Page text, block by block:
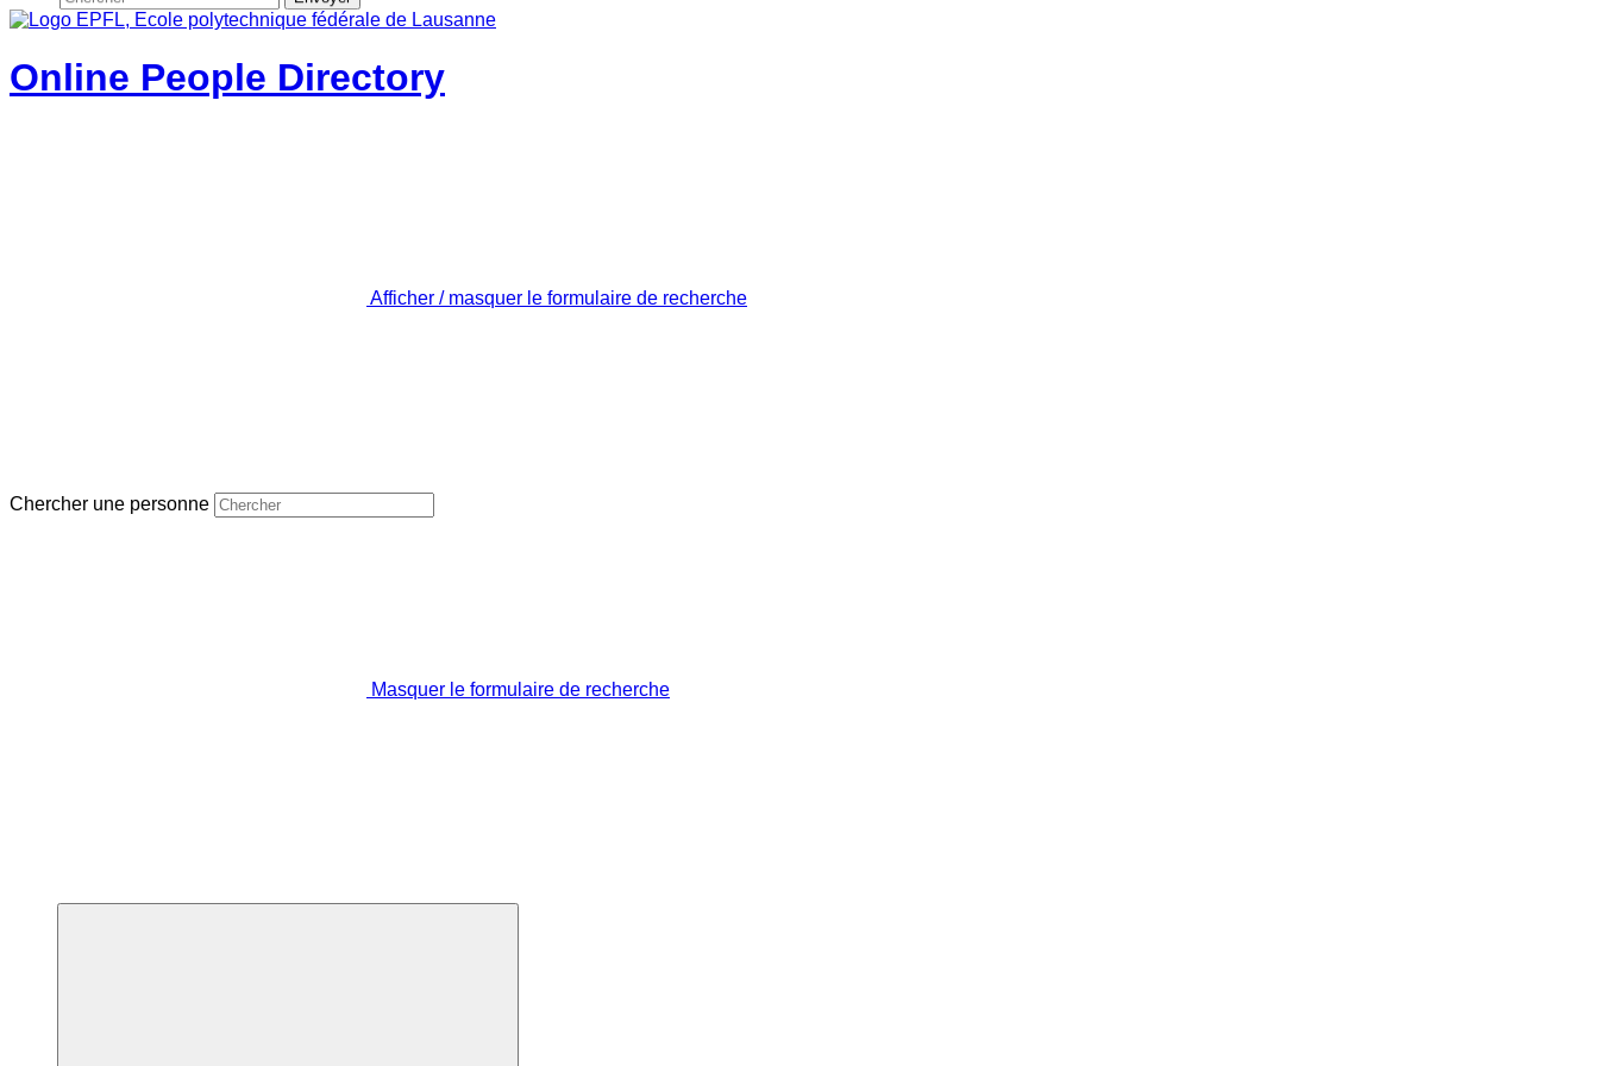
Online People Directory
Afficher / masquer le formulaire de recherche
Chercher une personne
Masquer le formulaire de recherche